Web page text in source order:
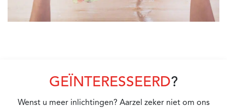
GEÏNTERESSEERD?
Wenst u meer inlichtingen? Aarzel zeker niet om ons